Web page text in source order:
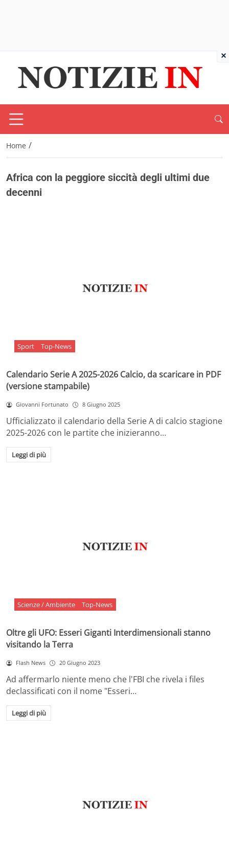
Home /
Africa con la peggiore siccità degli ultimi due
decenni
Sport Top-News
Calendario Serie A 2025-2026 Calcio, da scaricare in PDF
(versione stampabile)
Giovanni Fortunato 8 Giugno 2025
Ufficializzato il calendario della Serie A di calcio stagione
2025-2026 con le partite che inizieranno…
Leggi di più
Scienze / Ambiente Top-News
Oltre gli UFO: Esseri Giganti Interdimensionali stanno
visitando la Terra
Flash News 20 Giugno 2023
Ad affermarlo niente meno che l'FBI che rivela i files
declassificati con il nome "Esseri…
Leggi di più
×